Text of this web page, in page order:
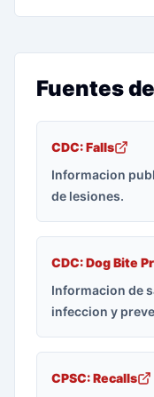
Fuentes
CDC: Falls
Informacion
de lesiones.
CDC: Dog Bite
Informacion de
infeccion y
CPSC: Recalls